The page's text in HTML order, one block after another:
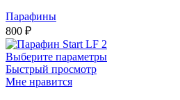
Парафины
800 ₽
Выберите параметры
Быстрый просмотр
Мне нравится